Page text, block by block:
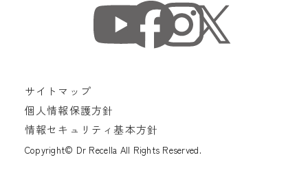
サイトマップ
個人情報保護方針
情報セキュリティ基本方針
Copyright© Dr Recella All Rights Reserved.